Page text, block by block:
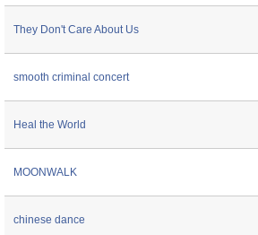
They Don't Care About Us
smooth criminal concert
Heal the World
MOONWALK
chinese dance